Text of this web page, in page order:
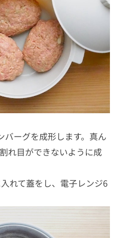
バーグを成形します。真ん
れ目ができないように成
れて蓋をし、電子レンジ6